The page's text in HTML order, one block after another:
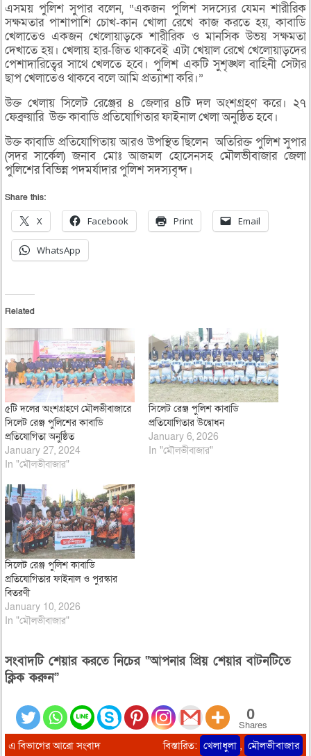
এসময় পুলিশ সুপার বলেন, “একজন পুলিশ সদস্যের যেমন শারীরিক
সক্ষমতার পাশাপাশি চোখ-কান খোলা রেখে কাজ করতে হয়, কাবাডি
খেলাতেও একজন খেলোয়াড়কে শারীরিক ও মানসিক উভয় সক্ষমতা
দেখাতে হয়। খেলায় হার-জিত থাকবেই এটা খেয়াল রেখে খেলোয়াড়দের
পেশাদারিত্বের সাথে খেলতে হবে। পুলিশ একটি সুশৃঙ্খল বাহিনী সেটার
ছাপ খেলাতেও থাকবে বলে আমি প্রত্যাশা করি।”
উক্ত খেলায় সিলেট রেঞ্জের ৪ জেলার ৪টি দল অংশগ্রহণ করে। ২৭
ফেব্রুয়ারি উক্ত কাবাডি প্রতিযোগিতার ফাইনাল খেলা অনুষ্ঠিত হবে।
উক্ত কাবাডি প্রতিযোগিতায় আরও উপস্থিত ছিলেন অতিরিক্ত পুলিশ সুপার
(সদর সার্কেল) জনাব মোঃ আজমল হোসেনসহ মৌলভীবাজার জেলা
পুলিশের বিভিন্ন পদমর্যাদার পুলিশ সদস্যবৃন্দ।
Share this:
X Facebook Print Email
WhatsApp
Related
৫টি দলের অংশগ্রহণে মৌলভীবাজারে
সিলেট রেঞ্জ পুলিশের কাবাডি
প্রতিযোগিতা অনুষ্ঠিত
January 27, 2024
In "মৌলভীবাজার"
সিলেট রেঞ্জ পুলিশ কাবাডি
প্রতিযোগিতার উদ্বোধন
January 6, 2026
In "মৌলভীবাজার"
সিলেট রেঞ্জ পুলিশ কাবাডি
প্রতিযোগিতার ফাইনাল ও পুরস্কার
বিতরণী
January 10, 2026
In "মৌলভীবাজার"
সংবাদটি শেয়ার করতে নিচের “আপনার প্রিয় শেয়ার বাটনটিতে
ক্লিক করুন”
0
Shares
এ বিভাগের আরো সংবাদ বিস্তারিত: খেলাধুলা , মৌলভীবাজার